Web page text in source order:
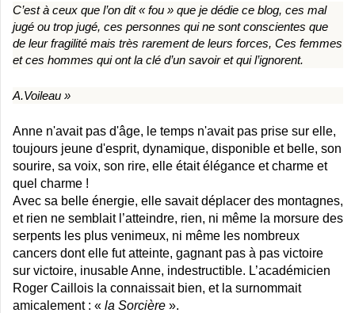
C’est à ceux que l’on dit « fou » que je dédie ce blog, ces mal
jugé ou trop jugé, ces personnes qui ne sont conscientes que
de leur fragilité mais très rarement de leurs forces, Ces femmes
et ces hommes qui ont la clé d’un savoir et qui l’ignorent.
A.Voileau »
Anne n'avait pas d'âge, le temps n'avait pas prise sur elle,
toujours jeune d'esprit, dynamique, disponible et belle, son
sourire, sa voix, son rire, elle était élégance et charme et
quel charme !
Avec sa belle énergie, elle savait déplacer des montagnes,
et rien ne semblait l’atteindre, rien, ni même la morsure des
serpents les plus venimeux, ni même les nombreux
cancers dont elle fut atteinte, gagnant pas à pas victoire
sur victoire, inusable Anne, indestructible. L’académicien
Roger Caillois la connaissait bien, et la surnommait
amicalement : « la Sorcière ».